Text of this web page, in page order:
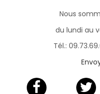
Nous
du lundi au
Tél.: